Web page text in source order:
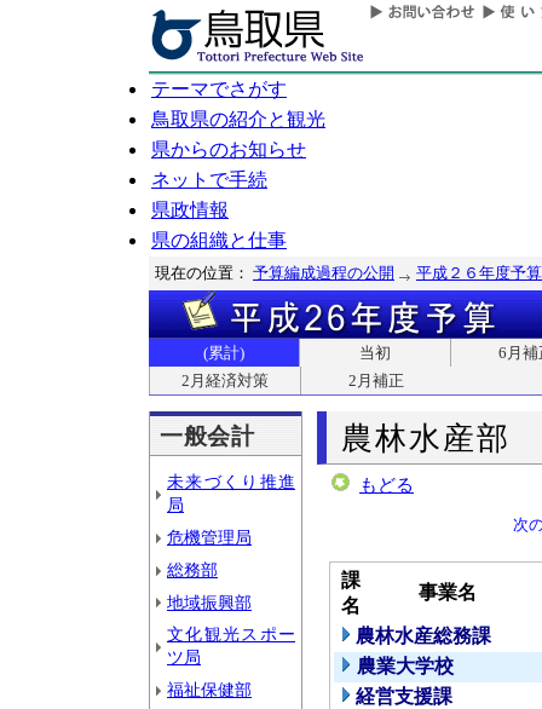
テーマでさがす
鳥取県の紹介と観光
県からのお知らせ
ネットで手続
県政情報
県の組織と仕事
現在の位置： 予算編成過程の公開 平成２６年度予算
(累計) 当初
6月補
2月経済対策
2月補正
一般会計
未来づくり推進
局
危機管理局
総務部
地域振興部
文化観光スポー
ツ局
福祉保健部
農林水産部
もどる
次
課
名
事業名
農林水産総務課
農業大学校
経営支援課